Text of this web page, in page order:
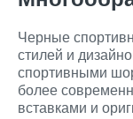
Черные
стилей и
спортивными
более
вставками и